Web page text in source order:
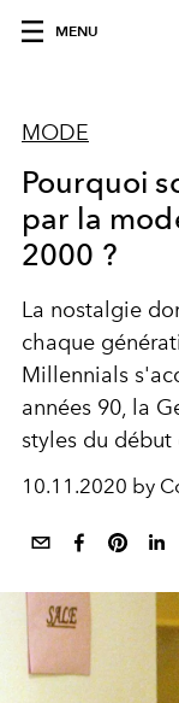
MENU
MODE
Pourquoi
par la
2000 ?
La nostalgie
chaque
Millennials
années 90, la
styles du début
10.11.2020 by